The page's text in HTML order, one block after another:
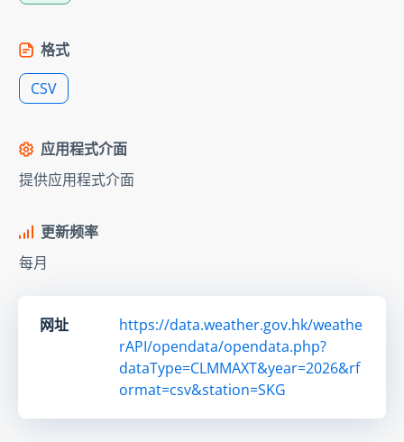
格式
CSV
应用程式介面
提供应用程式介面
更新频率
每月
网址
https://data.weather.gov.hk/weathe
rAPI/opendata/opendata.php?
dataType=CLMMAXT&year=2026&rf
ormat=csv&station=SKG